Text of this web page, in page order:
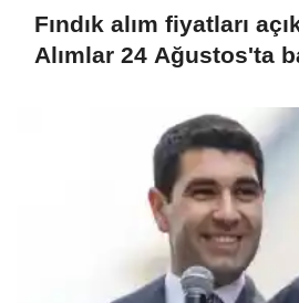
Fındık alım fiyatları
Alımlar 24 Ağustos'ta